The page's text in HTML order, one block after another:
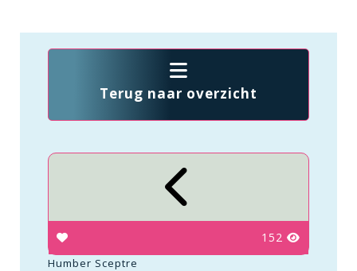
Terug naar overzicht
152
Humber Sceptre